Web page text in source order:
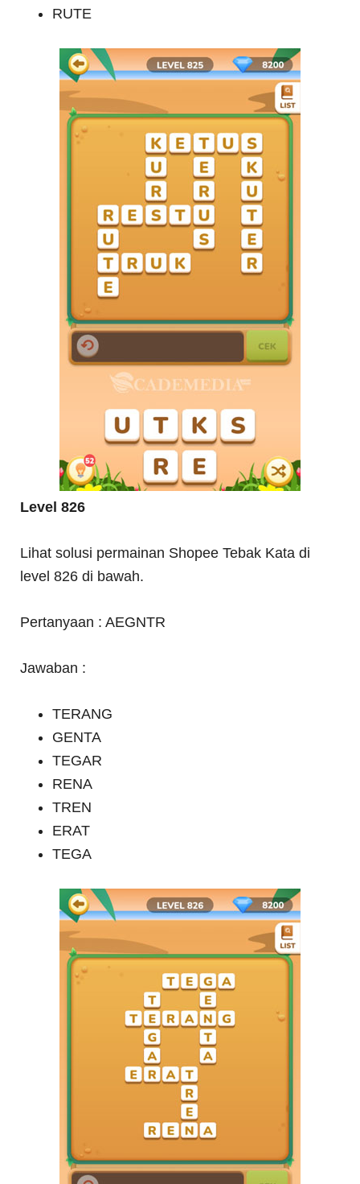
RUTE
Level 826
Lihat solusi permainan Shopee Tebak Kata di
level 826 di bawah.
Pertanyaan : AEGNTR
Jawaban :
TERANG
GENTA
TEGAR
RENA
TREN
ERAT
TEGA